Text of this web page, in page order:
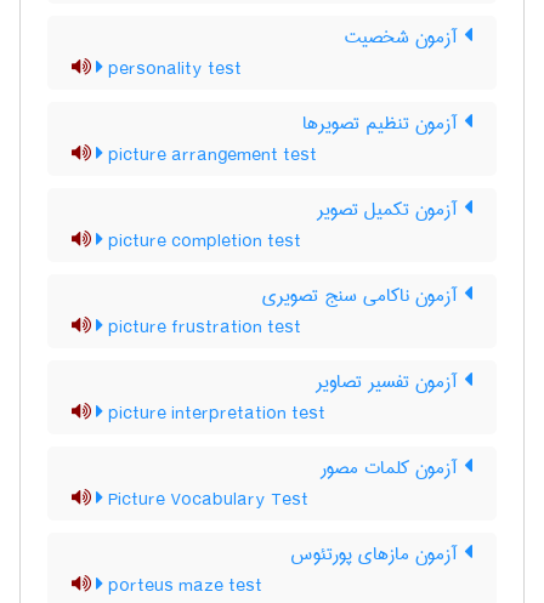
آزمون شخصیت
personality test
آزمون تنظیم تصویرها
picture arrangement test
آزمون تکمیل تصویر
picture completion test
آزمون ناکامی سنج تصویری
picture frustration test
آزمون تفسیر تصاویر
picture interpretation test
آزمون کلمات مصور
Picture Vocabulary Test
آزمون مازهای پورتئوس
porteus maze test